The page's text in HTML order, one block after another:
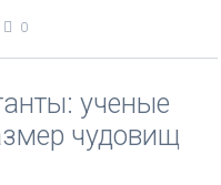
0
ученые
чудовищ